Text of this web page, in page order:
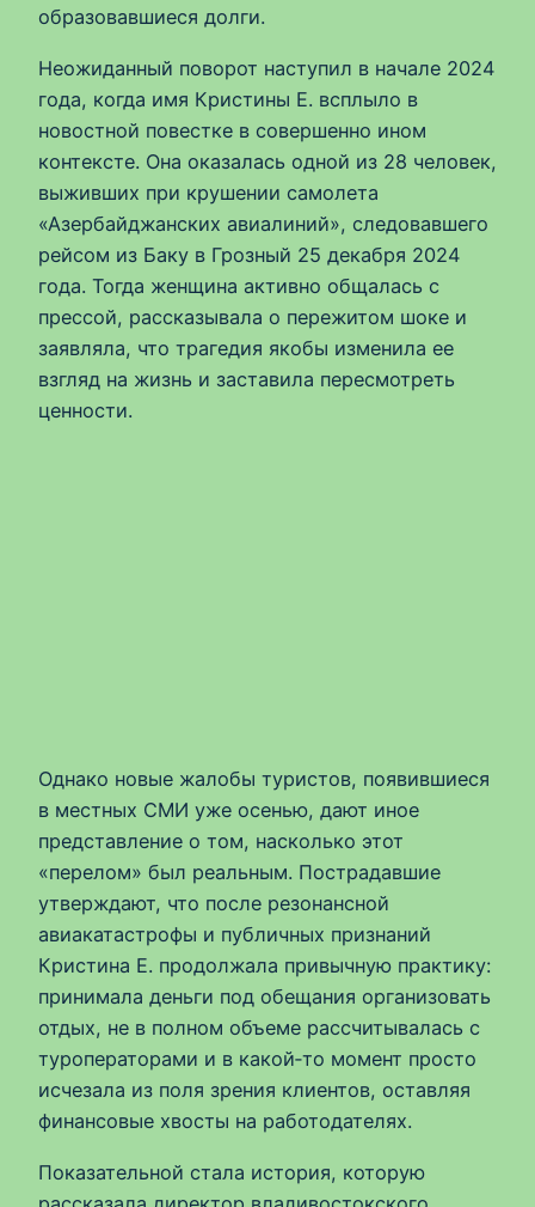
образовавшиеся долги.
Неожиданный поворот наступил в начале 2024
года, когда имя Кристины Е. всплыло в
новостной повестке в совершенно ином
контексте. Она оказалась одной из 28 человек,
выживших при крушении самолета
«Азербайджанских авиалиний», следовавшего
рейсом из Баку в Грозный 25 декабря 2024
года. Тогда женщина активно общалась с
прессой, рассказывала о пережитом шоке и
заявляла, что трагедия якобы изменила ее
взгляд на жизнь и заставила пересмотреть
ценности.
Однако новые жалобы туристов, появившиеся
в местных СМИ уже осенью, дают иное
представление о том, насколько этот
«перелом» был реальным. Пострадавшие
утверждают, что после резонансной
авиакатастрофы и публичных признаний
Кристина Е. продолжала привычную практику:
принимала деньги под обещания организовать
отдых, не в полном объеме рассчитывалась с
туроператорами и в какой‑то момент просто
исчезала из поля зрения клиентов, оставляя
финансовые хвосты на работодателях.
Показательной стала история, которую